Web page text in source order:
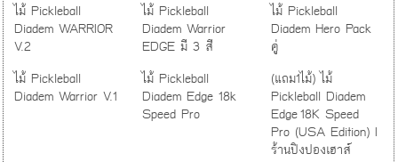
ไม้ Pickleball
Diadem WARRIOR
V.2
ไม้ Pickleball
Diadem Warrior
EDGE มี 3 สี
ไม้ Pickleball
Diadem Hero Pack
คู่
ไม้ Pickleball
Diadem Warrior V.1
ไม้ Pickleball
Diadem Edge 18k
Speed Pro
(แถม1ไม้) ไม้
Pickleball Diadem
Edge 18K Speed
Pro (USA Edition) I
ร้านปิงปองเฮาส์